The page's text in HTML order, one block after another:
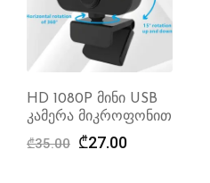
HD 1080P მინი USB
კამერა მიკროფონით
₾35.00 Original
₾27.00Current